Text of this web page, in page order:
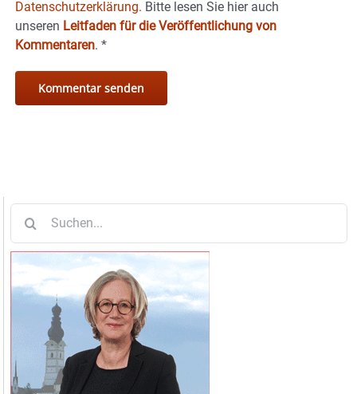
Datenschutzerklärung. Bitte lesen Sie hier auch
unseren Leitfaden für die Veröffentlichung von
Kommentaren. *
nach: